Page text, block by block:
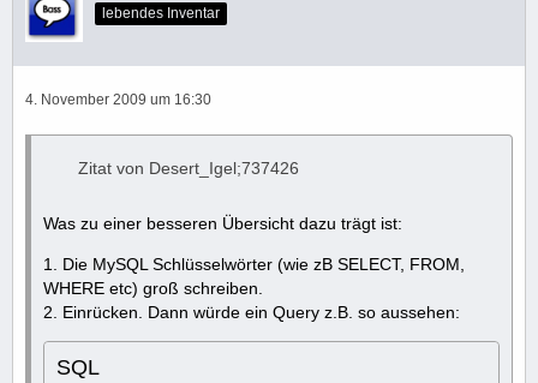
lebendes Inventar
4. November 2009 um 16:30
Zitat von Desert_Igel;737426
Was zu einer besseren Übersicht dazu trägt ist:
1. Die MySQL Schlüsselwörter (wie zB SELECT, FROM,
WHERE etc) groß schreiben.
2. Einrücken. Dann würde ein Query z.B. so aussehen:
SQL